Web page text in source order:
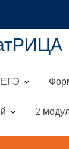
ЕГЭ
2